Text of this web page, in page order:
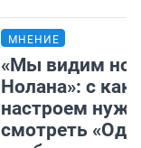
МНЕНИЕ
«Мы видим
Нолана»: с
настроем
смотреть